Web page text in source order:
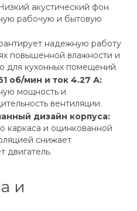
акустический фон
рабочую и бытовую
надежную работу
повышенной влажности и
для кухонных помещений.
об/мин и ток 4.27 А:
мощность и
вентиляции.
дизайн корпуса:
каркаса и оцинкованной
снижает
двигатель.
и